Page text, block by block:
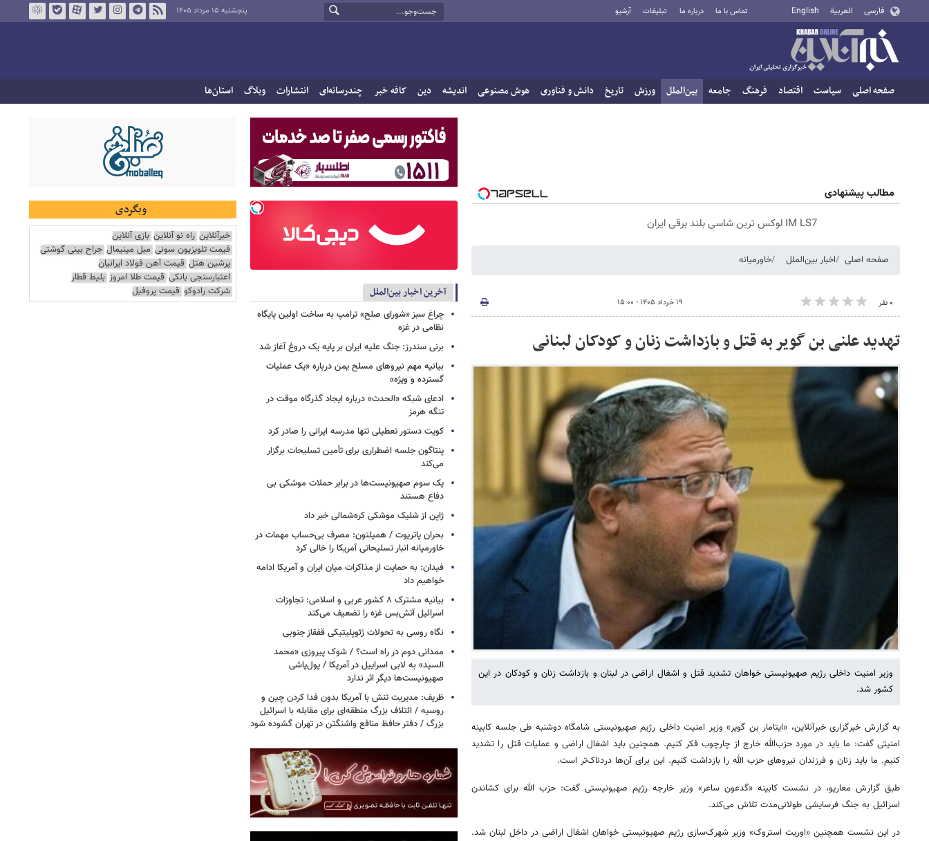
فارسی العربية English تماس با ما درباره ما تبلیغات آرشیو پنجشنبه ۱۵ مرداد ۱۴۰۵
صفحه اصلی سیاست اقتصاد فرهنگ جامعه بین‌الملل ورزش تاریخ دانش و فناوری هوش مصنوعی اندیشه دین کافه خبر چندرسانه‌ای انتشارات وبلاگ استان‌ها
مطالب پیشنهادی
IM LS7 لوکس ترین شاسی بلند برقی ایران
صفحه اصلی اخبار بین‌الملل خاورمیانه
۰ نفر ۱۹ خرداد ۱۴۰۵ - ۱۵:۰۰
تهدید علنی بن گویر به قتل و بازداشت زنان و کودکان لبنانی
وزیر امنیت داخلی رژیم صهیونیستی خواهان تشدید قتل و اشغال اراضی در لبنان و بازداشت زنان و کودکان در این
کشور شد.
به گزارش خبرگزاری خبرآنلاین، «ایتامار بن گویر» وزیر امنیت داخلی رژیم صهیونیستی شامگاه دوشنبه طی جلسه کابینه
امنیتی گفت: ما باید در مورد حزب‌الله خارج از چارچوب فکر کنیم. همچنین باید اشغال اراضی و عملیات قتل را تشدید
کنیم. ما باید زنان و فرزندان نیروهای حزب الله را بازداشت کنیم. این برای آن‌ها دردناک‌تر است.
طبق گزارش معاریو، در نشست کابینه «گدعون ساعر» وزیر خارجه رژیم صهیونیستی گفت: حزب الله برای کشاندن
اسرائیل به جنگ فرسایشی طولانی‌مدت تلاش می‌کند.
در این نشست همچنین «اوریت استروک» وزیر شهرک‌سازی رژیم صهیونیستی خواهان اشغال اراضی در داخل لبنان شد.
آخرین اخبار بین‌الملل
چراغ سبز «شورای صلح» ترامپ به ساخت اولین پایگاه
نظامی در غزه
برنی سندرز: جنگ علیه ایران بر پایه یک دروغ آغاز شد
بیانیه مهم نیروهای مسلح یمن درباره «یک عملیات
گسترده و ویژه»
ادعای شبکه «الحدث» درباره ایجاد گذرگاه موقت در
تنگه هرمز
کویت دستور تعطیلی تنها مدرسه ایرانی را صادر کرد
پنتاگون جلسه اضطراری برای تأمین تسلیحات برگزار
می‌کند
یک‌ سوم صهیونیست‌ها در برابر حملات موشکی بی
دفاع هستند
ژاپن از شلیک موشکی کره‌شمالی خبر داد
بحران پاتریوت / همیلتون: مصرف بی‌حساب مهمات در
خاورمیانه انبار تسلیحاتی آمریکا را خالی کرد
فیدان: به حمایت از مذاکرات میان ایران و آمریکا ادامه
خواهیم داد
بیانیه مشترک ۸ کشور عربی و اسلامی: تجاوزات
اسرائیل آتش‌بس غزه را تضعیف می‌کند
نگاه روسی به تحولات ژئوپلیتیکی قفقاز جنوبی
ممدانی دوم در راه است؟ / شوک پیروزی «محمد
السید» به لابی اسراییل در آمریکا / پول‌پاشی
صهیونیست‌ها دیگر اثر ندارد
ظریف: مدیریت تنش با آمریکا بدون فدا کردن چین و
روسیه / ائتلاف بزرگ منطقه‌ای برای مقابله با اسرائیل
بزرگ / دفتر حافظ منافع واشنگتن در تهران گشوده شود
وبگردی
خبرآنلاین راه نو آنلاین بازی آنلاین
قیمت تلویزیون سونی مبل مینیمال جراح بینی گوشتی
پرشین هتل قیمت آهن فولاد ایرانیان
اعتبارسنجی بانکی قیمت طلا امروز بلیط قطار
شرکت رادوکو قیمت پروفیل